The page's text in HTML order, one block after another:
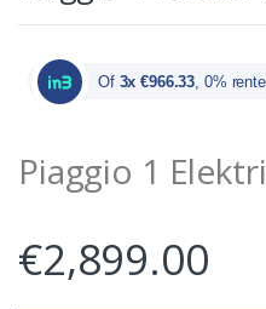
Of 3x €966.33, 0% rente
Piaggio 1
€2,899.00